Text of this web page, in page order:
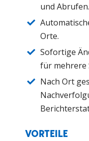
und Abrufen.
Orte.
Sofortige
für mehrere
Nach Ort
VORTEILE